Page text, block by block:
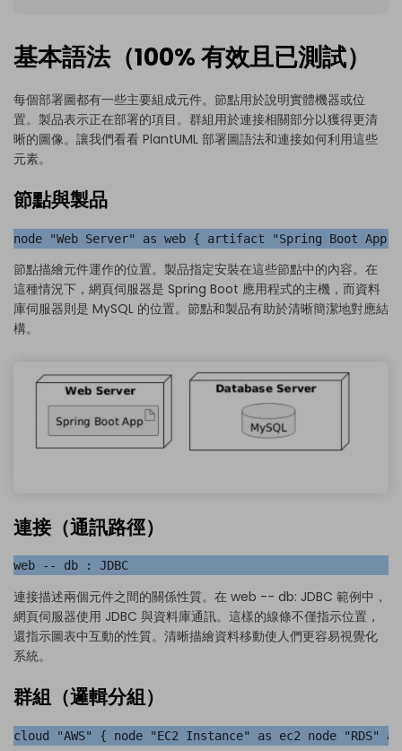
基本語法（100% 有效且已測試）
每個部署圖都有一些主要組成元件。節點用於說明實體機器或位
置。製品表示正在部署的項目。群組用於連接相關部分以獲得更清
晰的圖像。讓我們看看 PlantUML 部署圖語法和連接如何利用這些
元素。
節點與製品
node "Web Server" as web { artifact "Spring Boot App"
節點描繪元件運作的位置。製品指定安裝在這些節點中的內容。在
這種情況下，網頁伺服器是 Spring Boot 應用程式的主機，而資料
庫伺服器則是 MySQL 的位置。節點和製品有助於清晰簡潔地對應結
構。
連接（通訊路徑）
web -- db : JDBC
連接描述兩個元件之間的關係性質。在 web -- db: JDBC 範例中，
網頁伺服器使用 JDBC 與資料庫通訊。這樣的線條不僅指示位置，
還指示圖表中互動的性質。清晰描繪資料移動使人們更容易視覺化
系統。
群組（邏輯分組）
cloud "AWS" { node "EC2 Instance" as ec2 node "RDS"